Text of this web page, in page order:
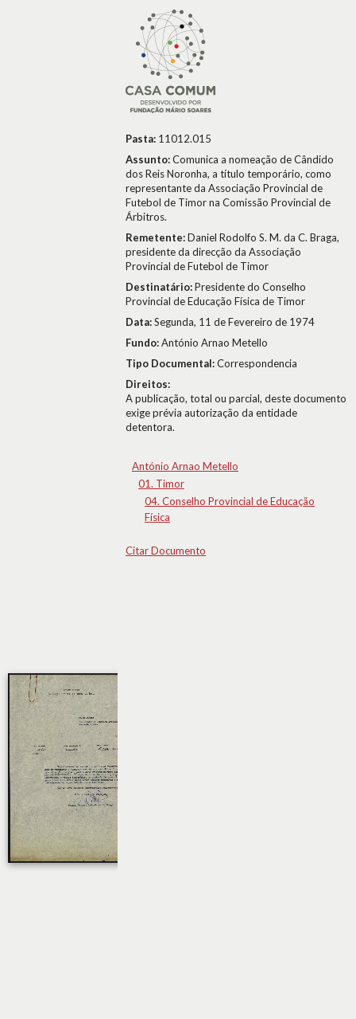
Pasta: 11012.015
Assunto:Comunica a nomeação de Cândido
dos Reis Noronha, a título temporário, como
representante da Associação Provincial de
Futebol de Timor na Comissão Provincial de
Árbitros.
Remetente:Daniel Rodolfo S. M. da C. Braga,
presidente da direcção da Associação
Provincial de Futebol de Timor
Destinatário:Presidente do Conselho
Provincial de Educação Física de Timor
Data:Segunda, 11 de Fevereiro de 1974
Fundo:António Arnao Metello
Tipo Documental:Correspondencia
Direitos:
A publicação, total ou parcial, deste documento
exige prévia autorização da entidade
detentora.
António Arnao Metello
01. Timor
04. Conselho Provincial de Educação
Física
Citar Documento